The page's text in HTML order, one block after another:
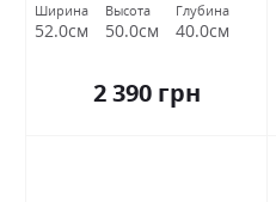
Ширина
52.0см
Высота
50.0см
Глубина
40.0см
2 390 грн